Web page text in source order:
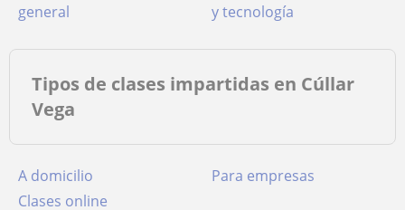
general
y tecnología
Tipos de clases impartidas en Cúllar
Vega
a domicilio
para empresas
clases online